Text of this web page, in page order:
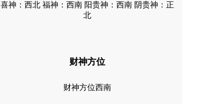
喜神：西北 福神：西南 阳贵神：西南 阴贵神：正
北
财神方位
财神方位西南